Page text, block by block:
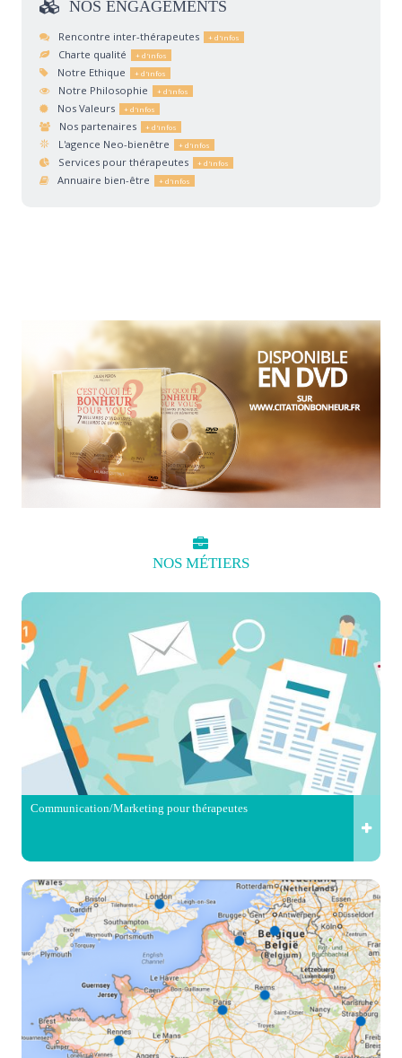
NOS ENGAGEMENTS
Rencontre inter-thérapeutes
Charte qualité
Notre Ethique
Notre Philosophie
Nos Valeurs
Nos partenaires
L'agence Neo-bienêtre
Services pour thérapeutes
Annuaire bien-être
NOS MÉTIERS
Communication/Marketing pour thérapeutes